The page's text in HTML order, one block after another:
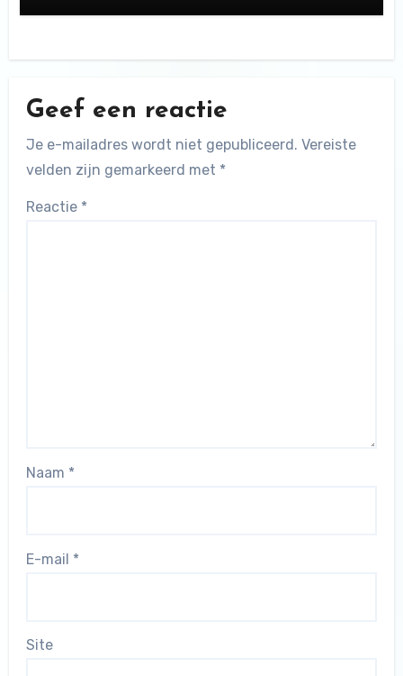
Geef een reactie
Je e-mailadres wordt niet gepubliceerd. Vereiste
velden zijn gemarkeerd met *
Reactie *
Naam *
E-mail *
Site